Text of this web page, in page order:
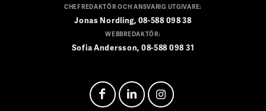
CHEFREDAKTÖR OCH ANSVARIG UTGIVARE:
Jonas Nordling, 08-588 098 38
WEBBREDAKTÖR:
Sofia Andersson, 08-588 098 31